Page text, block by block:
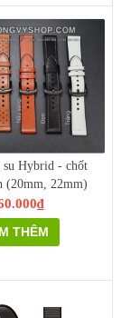
su Hybrid - chốt
(20mm, 22mm)
THÊM